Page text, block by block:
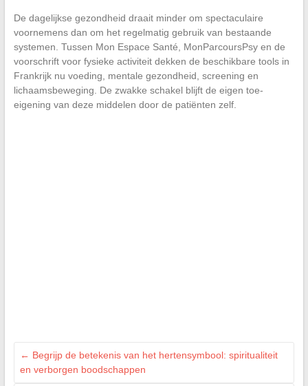
De dagelijkse gezondheid draait minder om spectaculaire
voornemens dan om het regelmatig gebruik van bestaande
systemen. Tussen Mon Espace Santé, MonParcoursPsy en de
voorschrift voor fysieke activiteit dekken de beschikbare tools in
Frankrijk nu voeding, mentale gezondheid, screening en
lichaamsbeweging. De zwakke schakel blijft de eigen toe-
eigening van deze middelen door de patiënten zelf.
← Begrijp de betekenis van het hertensymbool: spiritualiteit
en verborgen boodschappen